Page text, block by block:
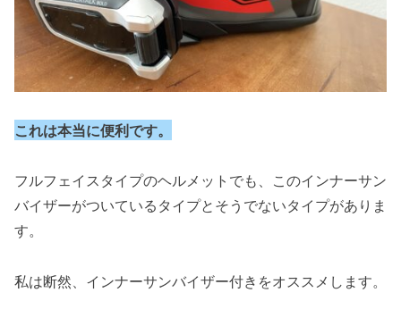
これは本当に便利です。
フルフェイスタイプのヘルメットでも、このインナーサン
バイザーがついているタイプとそうでないタイプがありま
す。
私は断然、インナーサンバイザー付きをオススメします。